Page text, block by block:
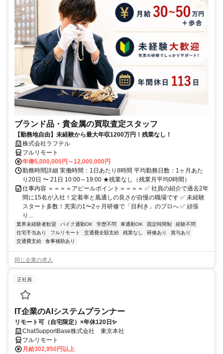
ブランド品・貴金属の買取査定スタッフ
【勤務地自由】未経験から最大年収1200万円！残業なし！
株式会社ラフテル
フルリモート
年俸5,000,000円～12,000,000円
勤務時間詳細 実働時間：1日あたり8時間 平均勤務日数：1ヶ月あた
り20日 〜 21日 10:00～19:00 ★残業なし（残業月平均0時間）
仕事内容 ＝＝＝＝アピールポイント＝＝＝＝ ✅ 社員の紹介で過去2年
間に15名が入社！定着率と風通しの良さが自慢の職場です ✅ 未経験
スタート多数！充実の1〜2ヶ月研修で「目利き」のプロへ ✅ 頑張
り...
業界未経験者歓迎 バイク通勤OK 学歴不問 車通勤OK 固定時間制
経験不問
住宅手当あり
フルリモート 交通費全額支給 残業なし 研修あり
賞与あり
交通費支給
食事補助あり
同じ企業の求人
正社員
IT企業のAIシステムプランナー
リモート可（自宅限定）×年休120日✨
ChatSupportBase株式会社 東京本社
フルリモート
月給302,950円以上